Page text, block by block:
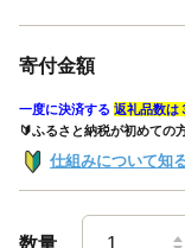
寄付金額
一度に決済する 返礼品数は
🔰ふるさと納税が初めての
仕組みについて知
数量